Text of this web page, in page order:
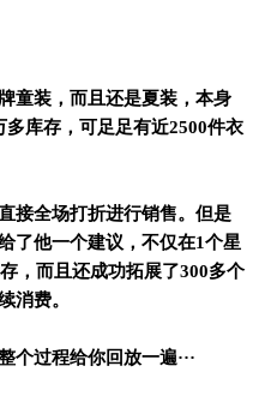
童装，而且还是夏装，本身
库存，可足足有近2500件衣
接全场打折进行销售。但是
了他一个建议 ， 不仅在1个星
，而且还成功拓展了300多个
消费。
个过程给你回放一遍···